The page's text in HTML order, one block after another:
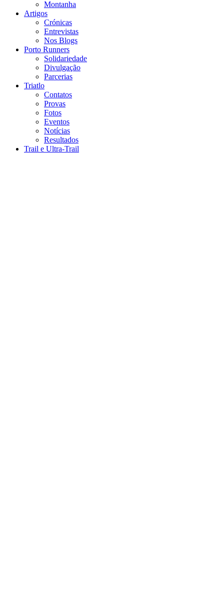
Montanha
Artigos
Crónicas
Entrevistas
Nos Blogs
Porto Runners
Solidariedade
Divulgação
Parcerias
Triatlo
Contatos
Provas
Fotos
Eventos
Notícias
Resultados
Trail e Ultra-Trail